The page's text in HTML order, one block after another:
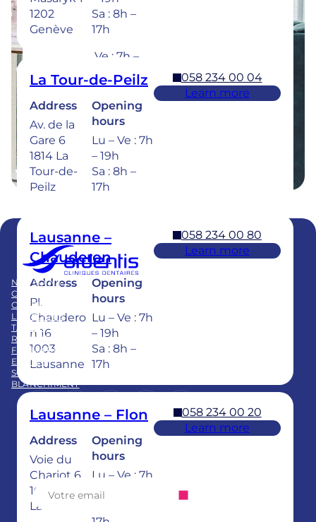
1202
Genève
Sa : 8h –
17h
La Tour-de-Peilz
Address
Av. de la
Gare 6
1814 La
Tour-de-
Peilz
Opening
hours
Lu – Ve : 7h
– 19h
Sa : 8h –
17h
058 234 00 04
Learn more
Lausanne –
Chauderon
Address
Pl.
Chaudero
n 16
1003
Lausanne
Opening
hours
Lu – Ve : 7h
– 19h
Sa : 8h –
17h
058 234 00 80
Learn more
Lausanne – Flon
Address
Voie du
Chariot 6
1003
Lausanne
Opening
hours
Lu – Ve : 7h
– 20h
058 234 00 20
Learn more
Rue de la
Sionge 37
hours
Lu – Je :
Ve : 7h –
18h
Sa : 8h –
17h
Dental emergencies : 7 days a week for
treatment within 24 hours : 058 234 00 00
NOS SOINS
CLINIQUES
CARRIÈRE
LE GROUPE
TARIFS
REPRISE CABINET
FORMATION
EQUIPE
SOINS DENTAIRES POUR ENFANTS
BLANCHIMENT
LinkedInInstagramhttps://www.tiktok.com/
Facebook
YouTube
Abonnez-vous à notre newsletter